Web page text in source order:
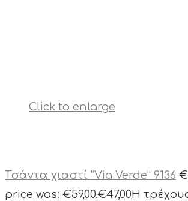
Click to enlarge
Tσάντα χιαστί “Via Verde” 9136 €
price was: €59,00.€47,00 Η